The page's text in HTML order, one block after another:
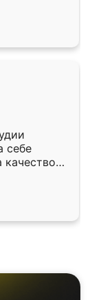
себе
качеством
почти